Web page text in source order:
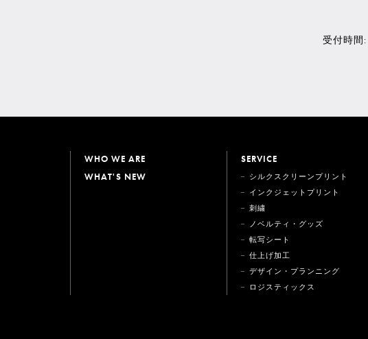
受付時間
WHO WE ARE
WHAT'S NEW
SERVICE
シルクスクリーンプリント
インクジェットプリント
刺繍
ノベルティ・グッズ
転写シート
仕上げ加工
デザイン・プランニング
ロジスティックス